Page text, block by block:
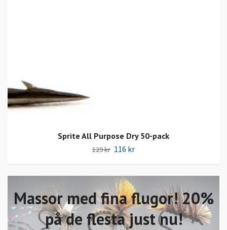
Massor med fina flugor! 20%
på de flesta just nu!
Sprite All Purpose Dry 50-pack
129 kr 116 kr